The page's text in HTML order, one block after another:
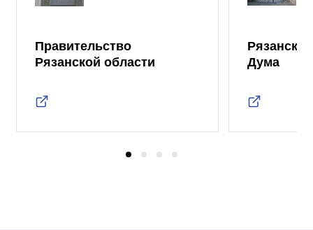
Правительство
Рязанской области
Дума